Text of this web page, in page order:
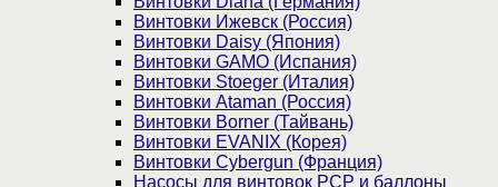
Винтовки Ижевск (Россия)
Винтовки Daisy (Япония)
Винтовки GAMO (Испания)
Винтовки Stoeger (Италия)
Винтовки Ataman (Россия)
Винтовки Borner (Тайвань)
Винтовки EVANIX (Корея)
Винтовки Cybergun (Франция)
Насосы для винтовок PCP и баллоны